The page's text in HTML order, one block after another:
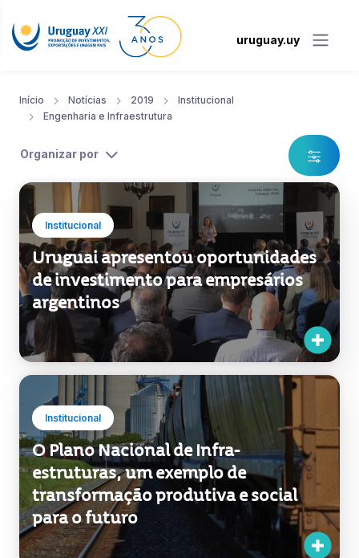
uruguay.uy
Início Notícias 2019
Institucional
Engenharia e Infraestrutura
Organizar por
Institucional
Uruguai apresentou oportunidades
de investimento para empresários
argentinos
Institucional
O Plano Nacional de Infra-
estruturas, um exemplo de
transformação produtiva e social
para o futuro